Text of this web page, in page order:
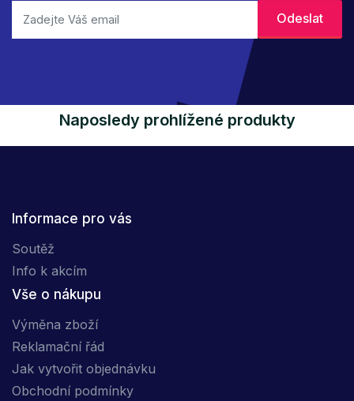
Naposledy prohlížené produkty
Informace pro vás
Soutěž
Info k akcím
Vše o nákupu
Výměna zboží
Reklamační řád
Jak vytvořit objednávku
Obchodní podmínky